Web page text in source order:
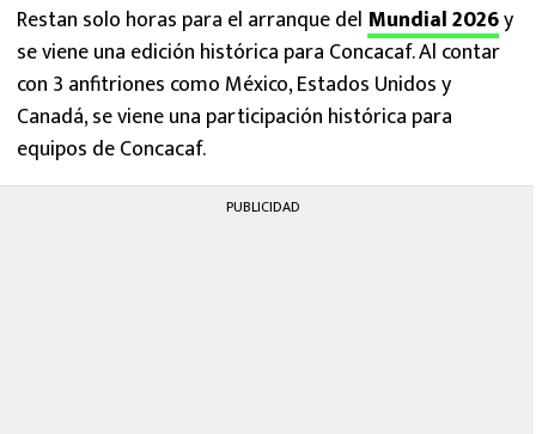
Restan solo horas para el arranque del Mundial 2026y
se viene una edición histórica para Concacaf. Al contar
con 3 anfitriones como México, Estados Unidos y
Canadá, se viene una participación histórica para
equipos de Concacaf.
PUBLICIDAD